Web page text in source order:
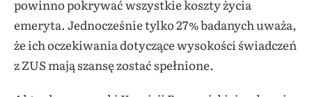
powinno pokrywać wszystkie koszty życia
emeryta. Jednocześnie tylko 27% badanych uważa,
że ich oczekiwania dotyczące wysokości świadczeń
z ZUS mają szansę zostać spełnione.